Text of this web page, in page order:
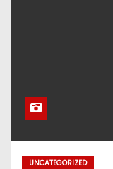
UNCATEGORIZED